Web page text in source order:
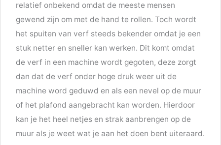
relatief onbekend omdat de meeste mensen
gewend zijn om met de hand te rollen. Toch wordt
het spuiten van verf steeds bekender omdat je een
stuk netter en sneller kan werken. Dit komt omdat
de verf in een machine wordt gegoten, deze zorgt
dan dat de verf onder hoge druk weer uit de
machine word geduwd en als een nevel op de muur
of het plafond aangebracht kan worden. Hierdoor
kan je het heel netjes en strak aanbrengen op de
muur als je weet wat je aan het doen bent uiteraard.